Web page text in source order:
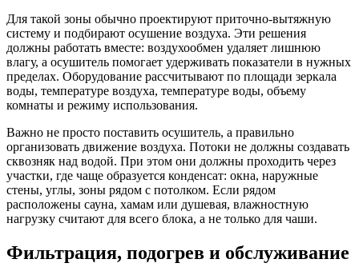
Для такой зоны обычно проектируют приточно-вытяжную
систему и подбирают осушение воздуха. Эти решения
должны работать вместе: воздухообмен удаляет лишнюю
влагу, а осушитель помогает удерживать показатели в нужных
пределах. Оборудование рассчитывают по площади зеркала
воды, температуре воздуха, температуре воды, объему
комнаты и режиму использования.
Важно не просто поставить осушитель, а правильно
организовать движение воздуха. Потоки не должны создавать
сквозняк над водой. При этом они должны проходить через
участки, где чаще образуется конденсат: окна, наружные
стены, углы, зоны рядом с потолком. Если рядом
расположены сауна, хамам или душевая, влажностную
нагрузку считают для всего блока, а не только для чаши.
Фильтрация, подогрев и обслуживание